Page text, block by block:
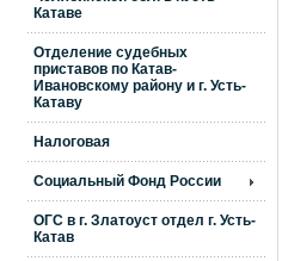
Катаве
Отделение судебных
приставов по Катав-
Ивановскому району и г. Усть-
Катаву
Налоговая
Социальный Фонд России
ОГС в г. Златоуст отдел г. Усть-
Катав